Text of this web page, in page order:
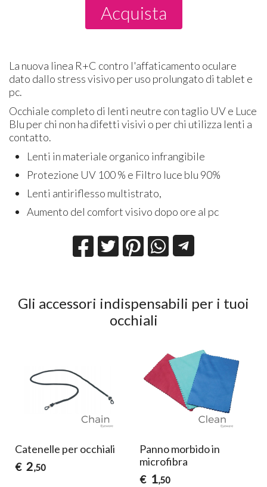
Acquista
La nuova linea R+C contro l'affaticamento oculare
dato dallo stress visivo per uso prolungato di tablet e
pc.
Occhiale completo di lenti neutre con taglio UV e Luce
Blu per chi non ha difetti visivi o per chi utilizza lenti a
contatto.
Lenti in materiale organico infrangibile
Protezione UV 100 % e Filtro luce blu 90%
Lenti antiriflesso multistrato,
Aumento del comfort visivo dopo ore al pc
Gli accessori indispensabili per i tuoi
occhiali
Catenelle per occhiali
€ 2,50
Panno morbido in
microfibra
€ 1,50